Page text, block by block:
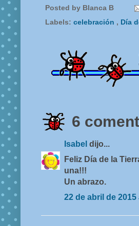
Posted by Blanca B
Labels: celebración , Día
6
Isabel dijo...
Feliz Día de la
una!!!
Un abrazo.
22 de abril de 2015